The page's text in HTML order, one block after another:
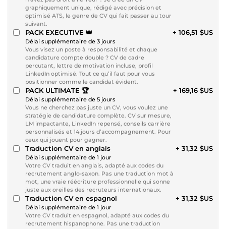
graphiquement unique, rédigé avec précision et
optimisé ATS, le genre de CV qui fait passer au tour
suivant.
PACK EXECUTIVE 👑
Délai supplémentaire de 3 jours
Vous visez un poste à responsabilité et chaque
candidature compte double ? CV de cadre
percutant, lettre de motivation incluse, profil
LinkedIn optimisé. Tout ce qu’il faut pour vous
positionner comme le candidat évident.
+ 106,51 $US
PACK ULTIMATE 🏆
Délai supplémentaire de 5 jours
Vous ne cherchez pas juste un CV, vous voulez une
stratégie de candidature complète. CV sur mesure,
LM impactante, LinkedIn repensé, conseils carrière
personnalisés et 14 jours d’accompagnement. Pour
ceux qui jouent pour gagner.
+ 169,16 $US
Traduction CV en anglais
Délai supplémentaire de 1 jour
Votre CV traduit en anglais, adapté aux codes du
recrutement anglo-saxon. Pas une traduction mot à
mot, une vraie réécriture professionnelle qui sonne
juste aux oreilles des recruteurs internationaux.
+ 31,32 $US
Traduction CV en espagnol
Délai supplémentaire de 1 jour
Votre CV traduit en espagnol, adapté aux codes du
recrutement hispanophone. Pas une traduction
+ 31,32 $US